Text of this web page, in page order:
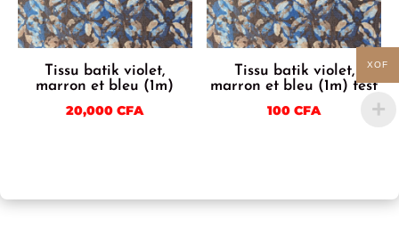
Tissu batik violet,
marron et bleu (1m)
20,000CFA
Tissu batik violet,
marron et bleu (1m) test
100CFA
XOF